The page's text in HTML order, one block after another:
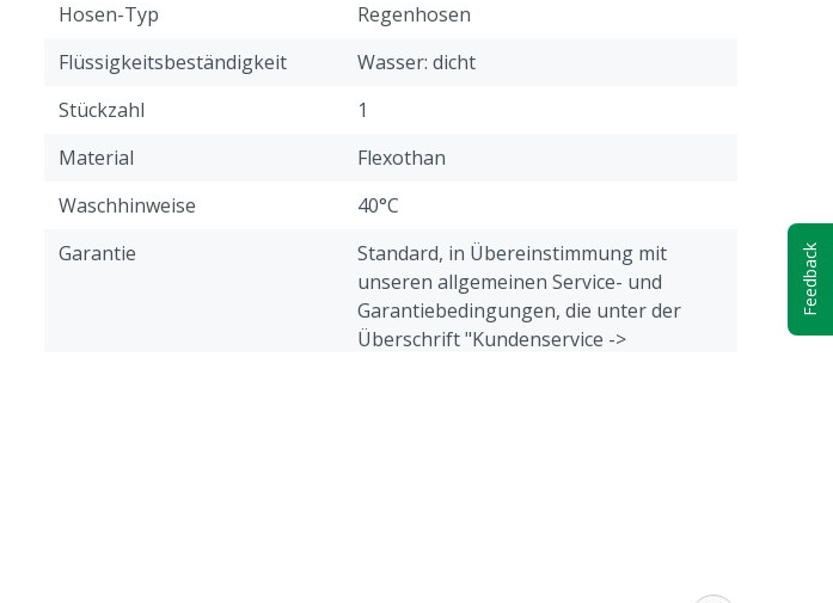
Hosen-Typ
Regenhosen
Flüssigkeitsbeständigkeit
Wasser: dicht
Stückzahl
1
Material
Flexothan
Waschhinweise
40°C
Garantie
Standard, in Übereinstimmung mit
unseren allgemeinen Service- und
Garantiebedingungen, die unter der
Überschrift "Kundenservice ->
Feedback